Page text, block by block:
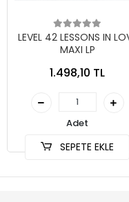
LEVEL 42 LESSONS IN
MAXI LP
1.498,10 TL
Adet
SEPETE EKLE